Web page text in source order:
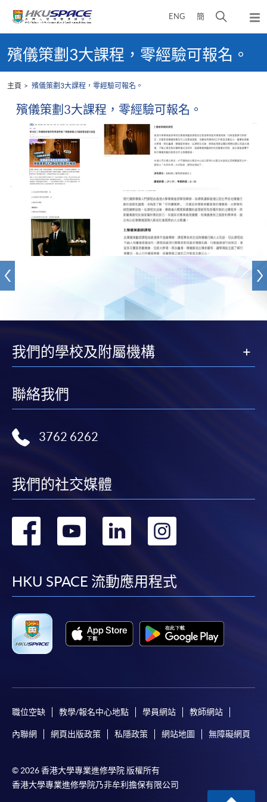
ENG 簡
開
搜
尋
彈
出
單
content
start殯儀策劃3大課程，零經驗可報名。
主頁 殯儀策劃3大課程，零經驗可報名。
殯儀策劃3大課程，零經驗可報名。
我們的學校及附屬機構
聯絡我們
3762 6262
我們的社交媒體
轉
facebook
轉
youtube
轉
linkedin
轉
HKU SPACE 流動應用程式
職位空缺 教學/報名中心地點 學員網站 教師網站
內聯網 網頁出版政策 私隱政策 網站地圖 無障礙網頁
© 2026 香港大學專業進修學院 版權所有
香港大學專業進修學院乃非牟利擔保有限公司